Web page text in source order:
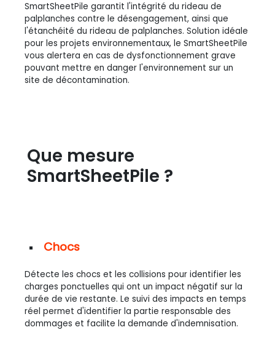
SmartSheetPile garantit l'intégrité du rideau de
palplanches contre le désengagement, ainsi que
l'étanchéité du rideau de palplanches. Solution idéale
pour les projets environnementaux, le SmartSheetPile
vous alertera en cas de dysfonctionnement grave
pouvant mettre en danger l'environnement sur un
site de décontamination.
Que mesure
SmartSheetPile ?
Chocs
Détecte les chocs et les collisions pour identifier les
charges ponctuelles qui ont un impact négatif sur la
durée de vie restante. Le suivi des impacts en temps
réel permet d'identifier la partie responsable des
dommages et facilite la demande d'indemnisation.